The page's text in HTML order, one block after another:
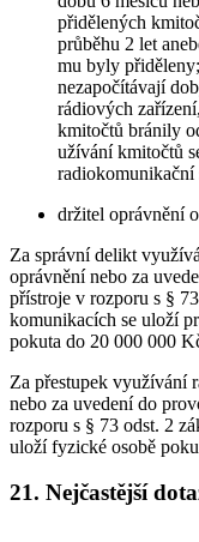
přidělených
průběhu 2 let
mu byly
nezapočítávají
rádiových
kmitočtů bránily
užívání kmitočtů
radiokomunikační
držitel oprávnění
Za správní delikt
oprávnění nebo za
přístroje v rozporu s §
komunikacích se uloží
pokuta do 20 000 000
Za přestupek využívání
nebo za uvedení do
rozporu s § 73 odst. 2
uloží fyzické osobě
21. Nejčastější